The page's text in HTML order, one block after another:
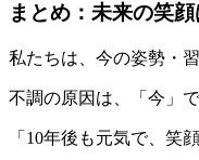
まとめ：未来の笑
私たちは、今の姿勢・
不調の原因は、「今」
「10年後も元気で、笑